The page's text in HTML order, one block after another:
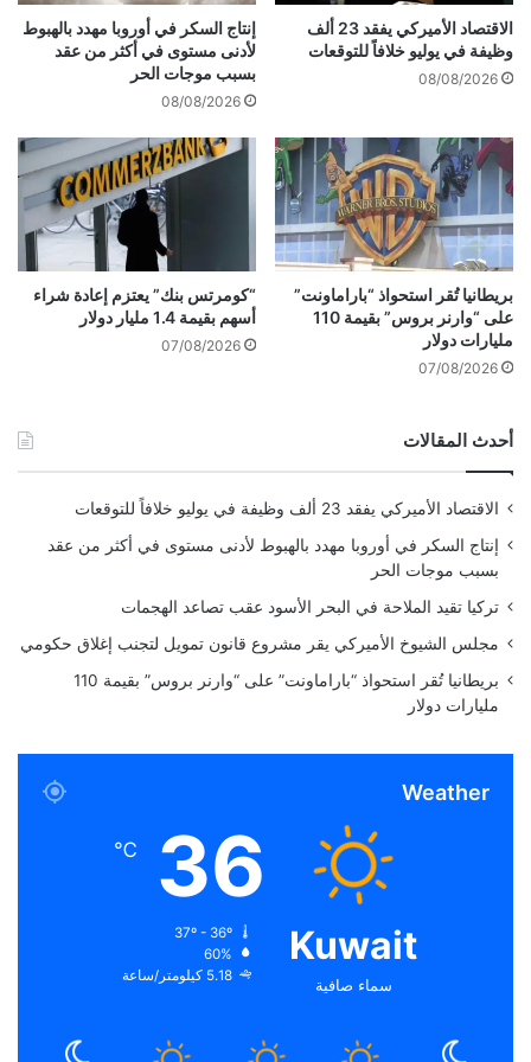
في حين أن هذه المنشورات جذبت أكبر قدر من
الاهتمام، وتلخص بدقة مخاوف أولئك الذين يقرؤون
subreddit، فإن البحث يظهر أمثلة على Oura
Rings مع توسيع البطاريات تم الإبلاغ عنها لمدة
سنة على الأقل.
أورا تستجيب
Oura نشطة على subreddit وقد ردت على كل
من المشاركات الأخيرة، وكتبت ردًا على المستخدم
أنا آسف جدًا لأنك واجهت هذا مع خاتمك، وأقدر
القلق الذي يسببه ذلك. لقد أرسلت إليك للتو
رسالة مباشرة، ونود التحقيق في الأمر وحل هذه
المشكلة لك.
كانت Oura سريعة أيضًا في الرد على المستخدم
إ
ل
ي
ك
ر
ب
ن
ن
ب
ا
ت
ي
ة
م
م
س
ر
و
ا
ب
الاقتصاد الأميركي يفقد 23 ألف
وظيفة في يوليو خلافاً للتوقعات
08/08/2026
إنتاج السكر في أوروبا مهدد بالهبوط
لأدنى مستوى في أكثر من عقد
بسبب موجات الحر
08/08/2026
بريطانيا تُقر استحواذ “باراماونت”
على “وارنر بروس” بقيمة 110
مليارات دولار
07/08/2026
“كومرتس بنك” يعتزم إعادة شراء
أسهم بقيمة 1.4 مليار دولار
07/08/2026
أحدث المقالات
الاقتصاد الأميركي يفقد 23 ألف وظيفة في يوليو خلافاً للتوقعات
إنتاج السكر في أوروبا مهدد بالهبوط لأدنى مستوى في أكثر من عقد
بسبب موجات الحر
تركيا تقيد الملاحة في البحر الأسود عقب تصاعد الهجمات
مجلس الشيوخ الأميركي يقر مشروع قانون تمويل لتجنب إغلاق حكومي
بريطانيا تُقر استحواذ “باراماونت” على “وارنر بروس” بقيمة 110
مليارات دولار
Weather
Kuwait
سماء صافية
36
℃
60%
5.18 كيلومتر/ساعة